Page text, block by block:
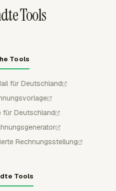
nach
Tools
Tools
für Deutschland
für Deutschland
Rechnungsstellung
Tools